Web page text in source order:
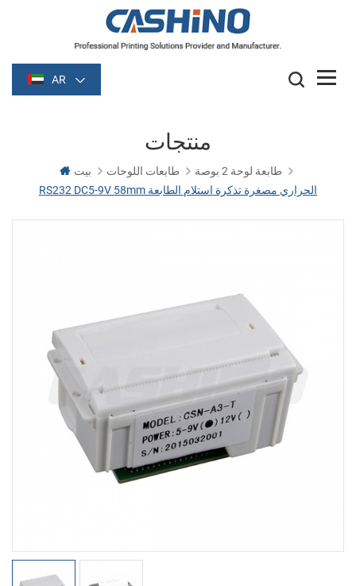
AR
منتجات
بيت طابعات اللوحات
طابعة لوحة 2 بوصة
RS232 DC5-9V 58mm الحراري مصغرة تذكرة استلام الطابعة